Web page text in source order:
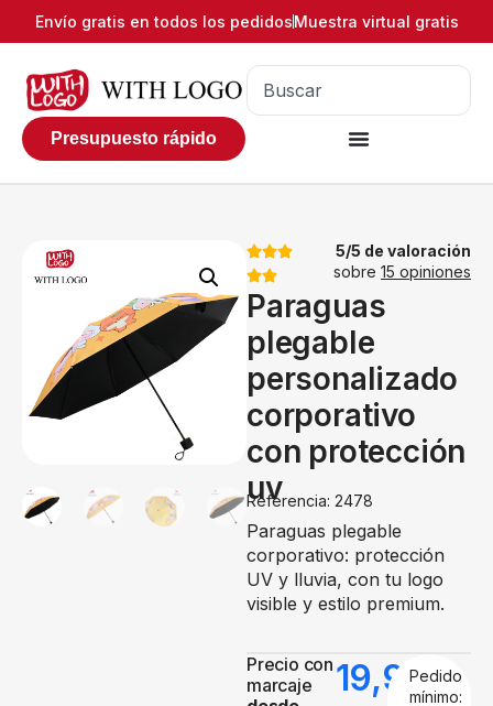
Envío gratis en todos los pedidosMuestra virtual gratis
Presupuesto rápido
5/5 de valoración
sobre 15 opiniones
Paraguas
plegable
personalizado
corporativo
con protección
uv
Referencia: 2478
Paraguas plegable
corporativo: protección
UV y lluvia, con tu logo
visible y estilo premium.
Precio con
marcaje
19,99€
Pedido
mínimo: